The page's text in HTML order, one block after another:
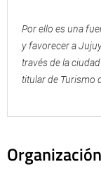
Por ello es una
y favorecer a
través de la
titular de Turismo
Organización